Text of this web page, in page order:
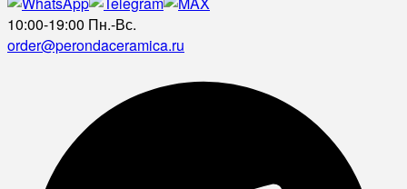
10:00-19:00 Пн.-Вс.
order@perondaceramica.ru